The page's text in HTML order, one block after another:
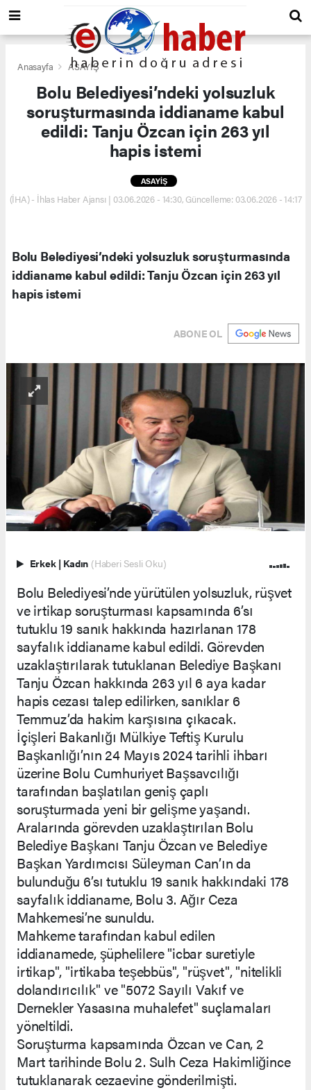
Anasayfa ASAYİŞ
Bolu Belediyesi’ndeki yolsuzluk
soruşturmasında iddianame kabul
edildi: Tanju Özcan için 263 yıl
hapis istemi
ASAYİŞ
(İHA) - İhlas Haber Ajansı | 03.06.2026 - 14:30, Güncelleme: 03.06.2026 - 14:17
Bolu Belediyesi’ndeki yolsuzluk soruşturmasında
iddianame kabul edildi: Tanju Özcan için 263 yıl
hapis istemi
ABONE OL
Erkek | Kadın (Haberi Sesli Oku)
Bolu Belediyesi’nde yürütülen yolsuzluk, rüşvet
ve irtikap soruşturması kapsamında 6’sı
tutuklu 19 sanık hakkında hazırlanan 178
sayfalık iddianame kabul edildi. Görevden
uzaklaştırılarak tutuklanan Belediye Başkanı
Tanju Özcan hakkında 263 yıl 6 aya kadar
hapis cezası talep edilirken, sanıklar 6
Temmuz’da hakim karşısına çıkacak.
İçişleri Bakanlığı Mülkiye Teftiş Kurulu
Başkanlığı’nın 24 Mayıs 2024 tarihli ihbarı
üzerine Bolu Cumhuriyet Başsavcılığı
tarafından başlatılan geniş çaplı
soruşturmada yeni bir gelişme yaşandı.
Aralarında görevden uzaklaştırılan Bolu
Belediye Başkanı Tanju Özcan ve Belediye
Başkan Yardımcısı Süleyman Can’ın da
bulunduğu 6’sı tutuklu 19 sanık hakkındaki 178
sayfalık iddianame, Bolu 3. Ağır Ceza
Mahkemesi’ne sunuldu.
Mahkeme tarafından kabul edilen
iddianamede, şüphelilere "icbar suretiyle
irtikap", "irtikaba teşebbüs", "rüşvet", "nitelikli
dolandırıcılık" ve "5072 Sayılı Vakıf ve
Dernekler Yasasına muhalefet" suçlamaları
yöneltildi.
Soruşturma kapsamında Özcan ve Can, 2
Mart tarihinde Bolu 2. Sulh Ceza Hakimliğince
tutuklanarak cezaevine gönderilmişti.